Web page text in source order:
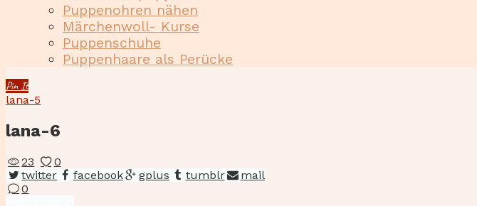
Puppenohren nähen
Märchenwoll- Kurse
Puppenschuhe
Puppenhaare als Perücke
Pin It
lana-5
lana-6
23
0
twitter
facebook gplus tumblr
mail
0